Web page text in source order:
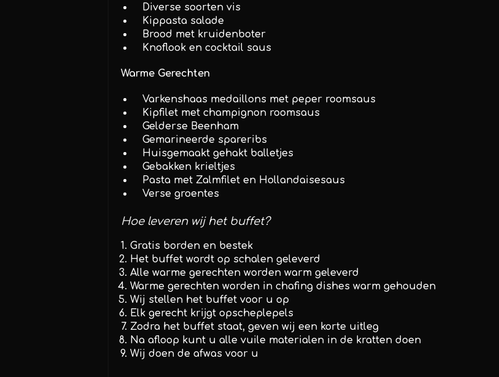
Diverse soorten vis
Kippasta salade
Brood met kruidenboter
Knoflook en cocktail saus
Warme Gerechten
Varkenshaas medaillons met peper roomsaus
Kipfilet met champignon roomsaus
Gelderse Beenham
Gemarineerde spareribs
Huisgemaakt gehakt balletjes
Gebakken krieltjes
Pasta met Zalmfilet en Hollandaisesaus
Verse groentes
Hoe leveren wij het buffet?
Gratis borden en bestek
Het buffet wordt op schalen geleverd
Alle warme gerechten worden warm geleverd
Warme gerechten worden in chafing dishes warm gehouden
Wij stellen het buffet voor u op
Elk gerecht krijgt opscheplepels
Zodra het buffet staat, geven wij een korte uitleg
Na afloop kunt u alle vuile materialen in de kratten doen
Wij doen de afwas voor u